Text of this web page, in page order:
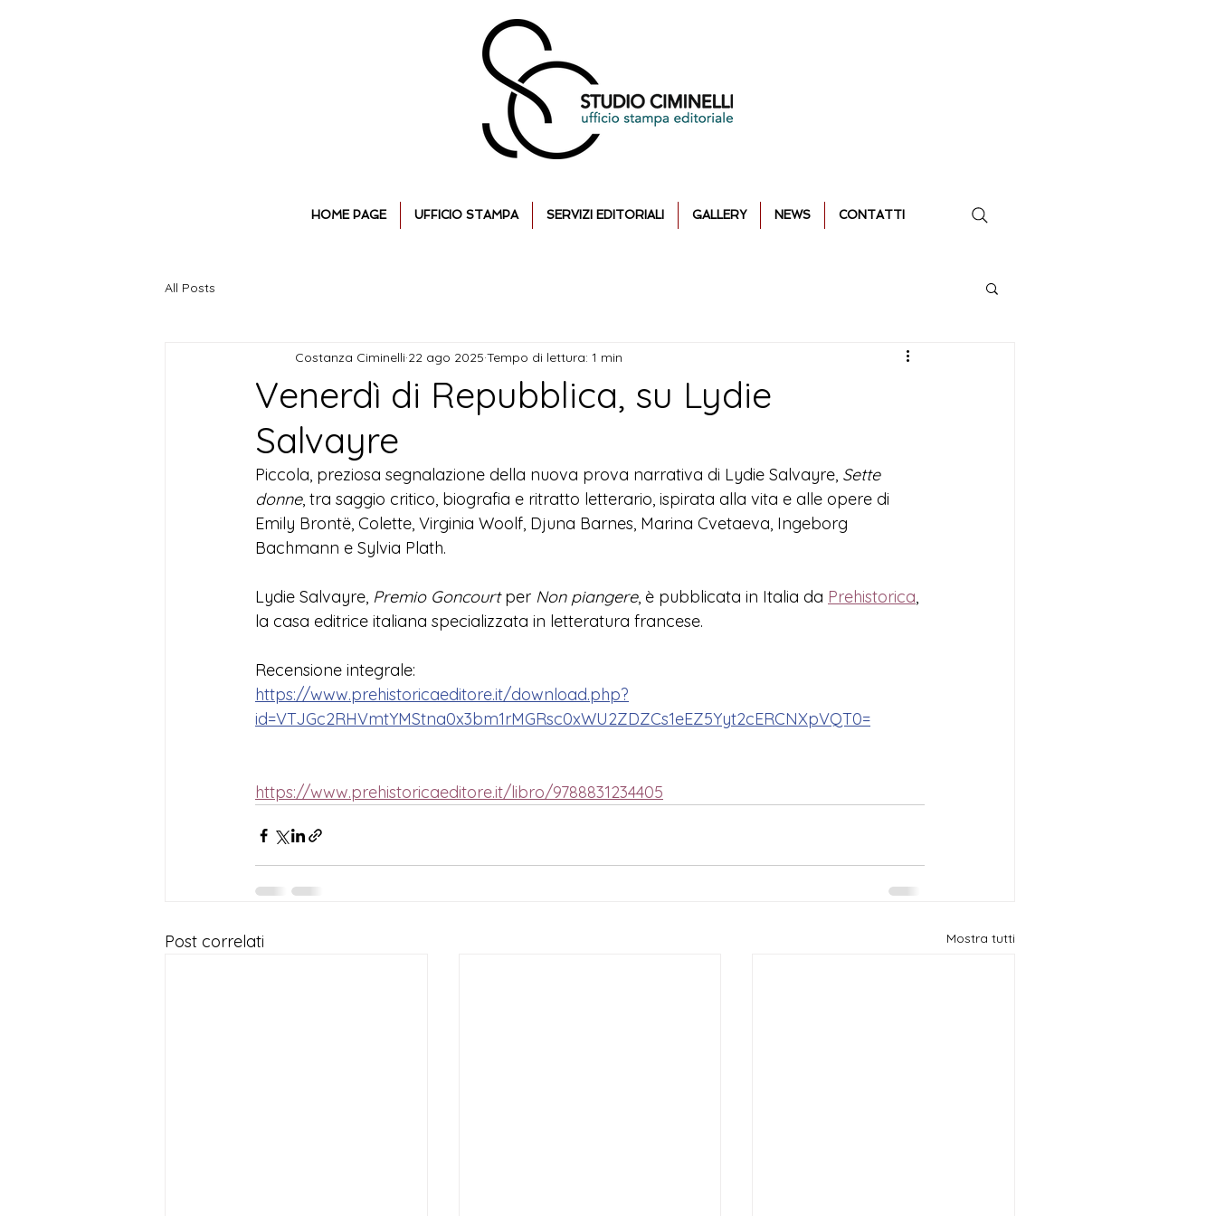
HOME PAGE UFFICIO STAMPA SERVIZI EDITORIALI GALLERY NEWS CONTATTI
All Posts
Venerdì di Repubblica, su Lydie
Salvayre
Costanza Ciminelli 22 ago 2025 Tempo di lettura: 1 min
Piccola, preziosa segnalazione della nuova prova narrativa di Lydie Salvayre, Sette
donne, tra saggio critico, biografia e ritratto letterario, ispirata alla vita e alle opere di
Emily Brontë, Colette, Virginia Woolf, Djuna Barnes, Marina Cvetaeva, Ingeborg
Bachmann e Sylvia Plath.
Lydie Salvayre, Premio Goncourt per Non piangere, è pubblicata in Italia da Prehistorica,
la casa editrice italiana specializzata in letteratura francese.
Recensione integrale:
https://www.prehistoricaeditore.it/download.php?
id=VTJGc2RHVmtYMStna0x3bm1rMGRsc0xWU2ZDZCs1eEZ5Yyt2cERCNXpVQT0=
https://www.prehistoricaeditore.it/libro/9788831234405
Post correlati Mostra tutti